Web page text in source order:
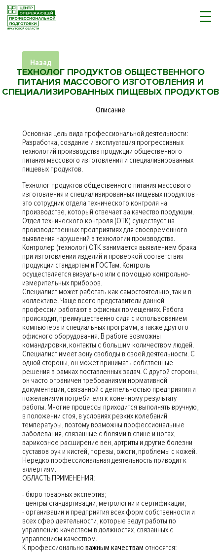
Назад
ТЕХНОЛОГ ПРОДУКТОВ ОБЩЕСТВЕННОГО
ПИТАНИЯ МАССОВОГО ИЗГОТОВЛЕНИЯ И
СПЕЦИАЛИЗИРОВАННЫХ ПИЩЕВЫХ ПРОДУКТОВ
Описание
Основная цель вида профессиональной деятельности:
Разработка, создание и эксплуатация прогрессивных
технологий производства продукции общественного
питания массового изготовления и специализированных
пищевых продуктов.
Технолог продуктов общественного питания массового
изготовления и специализированных пищевых продуктов -
это сотрудник отдела технического контроля на
производстве, который отвечает за качество продукции.
Отдел технического контроля (ОТК) существует на
производственных предприятиях для своевременного
выявления нарушений в технологии производства.
Контролер (технолог) ОТК занимается выявлением брака
при изготовлении изделий и проверкой соответствия
продукции стандартам и ГОСТам. Контроль
осуществляется визуально или с помощью контрольно-
измерительных приборов.
Специалист может работать как самостоятельно, так и в
коллективе. Чаще всего представители данной
профессии работают в офисных помещениях. Работа
происходит, преимущественно сидя с использованием
компьютера и специальных программ, а также другого
офисного оборудования. В работе возможны
командировки, контакты с большим количеством людей.
Специалист имеет зону свободы в своей деятельности. С
одной стороны, он может принимать собственные
решения в рамках поставленных задач. С другой стороны,
он часто ограничен требованиями нормативной
документации, связанной с деятельностью предприятия и
пожеланиями потребителя к конечному результату
работы. Многие процессы приходится выполнять вручную,
в положении стоя, в условиях резких колебаний
температуры, поэтому возможны профессиональные
заболевания, связанные с болями в спине и ногах,
варикозное расширение вен, артриты и другие болезни
суставов рук и кистей, порезы, ожоги, проблемы с кожей.
Нередко профессиональная деятельность приводит к
аллергиям.
ОБЛАСТЬ ПРИМЕНЕНИЯ:
- бюро товарных экспертиз;
- центры стандартизации, метрологии и сертификации;
- организации и предприятия всех форм собственности и
всех сфер деятельности, которые ведут работы по
управлению качеством в должностях, связанных с
управлением качеством.
К профессионально важным качествам относятся: